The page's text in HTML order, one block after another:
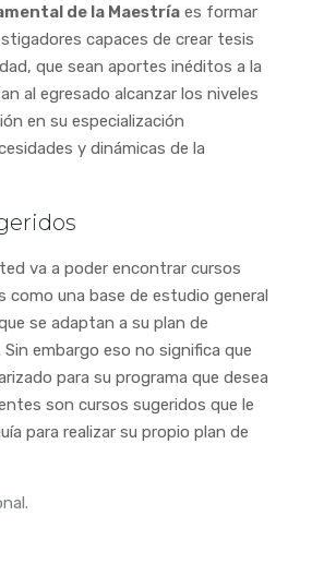
de la Maestríaes formar
capaces de crear tesis
que sean aportes inéditos a la
al egresado alcanzar los niveles
en su especialización
y dinámicas de la
va a poder encontrar cursos
como una base de estudio general
se adaptan a su plan de
embargo eso no significa que
para su programa que desea
son cursos sugeridos que le
para realizar su propio plan de